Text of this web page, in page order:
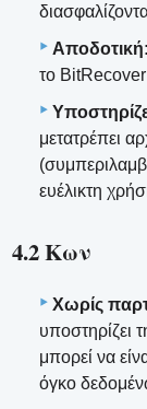
Αποδοτική:
το BitRecover
μετατρέπει
ευέλικτη
4.2 Κων
Χωρίς
υποστηρίζει
μπορεί να
όγκο